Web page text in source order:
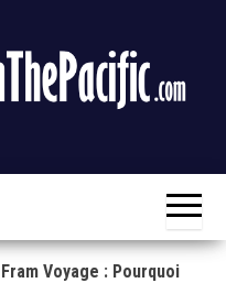
Voyage : Pourquoi